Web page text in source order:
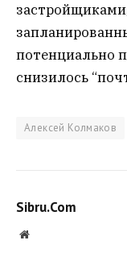
потенциально
снизилось
Алексей Колмаков
Sibru.Com
Website